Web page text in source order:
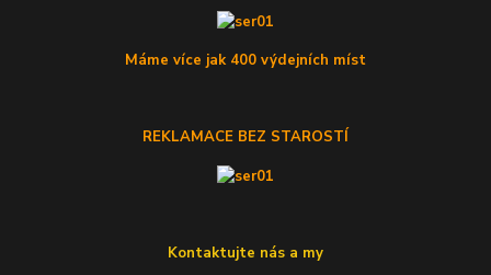
Máme více jak 400 výdejních míst
REKLAMACE BEZ STAROSTÍ
Kontaktujte nás a my